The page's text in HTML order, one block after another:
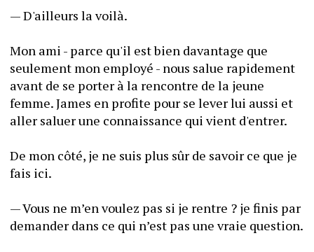
— D'ailleurs la voilà.
Mon ami - parce qu'il est bien davantage que
seulement mon employé - nous salue rapidement
avant de se porter à la rencontre de la jeune
femme. James en profite pour se lever lui aussi et
aller saluer une connaissance qui vient d'entrer.
De mon côté, je ne suis plus sûr de savoir ce que je
fais ici.
— Vous ne m’en voulez pas si je rentre ? je finis par
demander dans ce qui n’est pas une vraie question.